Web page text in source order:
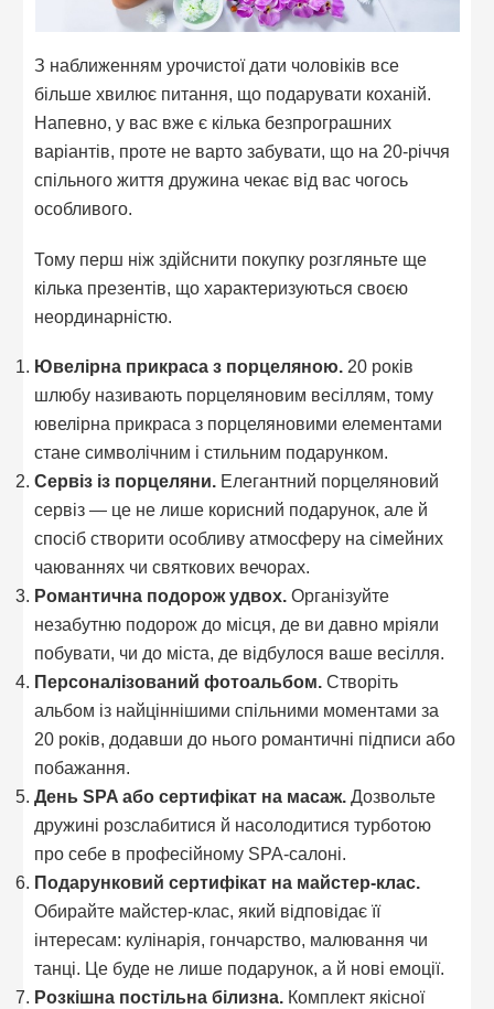
З наближенням урочистої дати чоловіків все
більше хвилює питання, що подарувати коханій.
Напевно, у вас вже є кілька безпрограшних
варіантів, проте не варто забувати, що на 20-річчя
спільного життя дружина чекає від вас чогось
особливого.
Тому перш ніж здійснити покупку розгляньте ще
кілька презентів, що характеризуються своєю
неординарністю.
Ювелірна прикраса з порцеляною. 20 років
шлюбу називають порцеляновим весіллям, тому
ювелірна прикраса з порцеляновими елементами
стане символічним і стильним подарунком.
Сервіз із порцеляни. Елегантний порцеляновий
сервіз — це не лише корисний подарунок, але й
спосіб створити особливу атмосферу на сімейних
чаюваннях чи святкових вечорах.
Романтична подорож удвох. Організуйте
незабутню подорож до місця, де ви давно мріяли
побувати, чи до міста, де відбулося ваше весілля.
Персоналізований фотоальбом. Створіть
альбом із найціннішими спільними моментами за
20 років, додавши до нього романтичні підписи або
побажання.
День SPA або сертифікат на масаж.Дозвольте
дружині розслабитися й насолодитися турботою
про себе в професійному SPA-салоні.
Подарунковий сертифікат на майстер-клас.
Обирайте майстер-клас, який відповідає її
інтересам: кулінарія, гончарство, малювання чи
танці. Це буде не лише подарунок, а й нові емоції.
Розкішна постільна білизна. Комплект якісної